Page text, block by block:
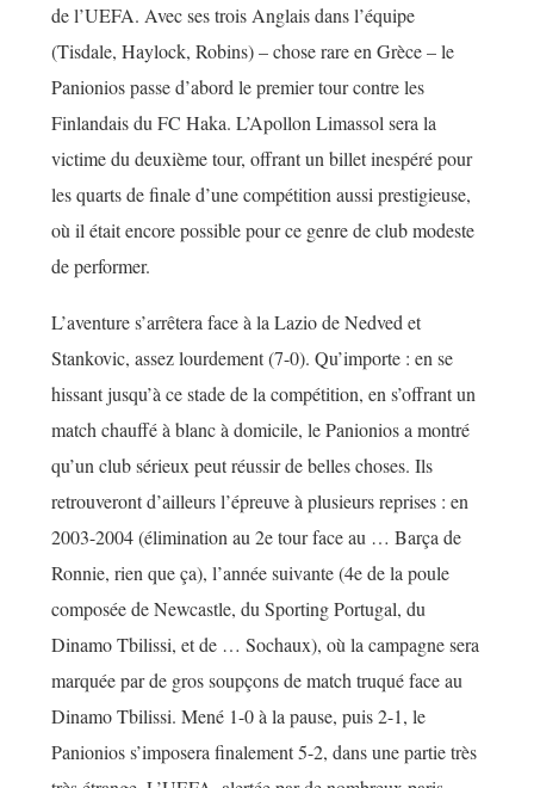
de l’UEFA. Avec ses trois Anglais dans l’équipe
(Tisdale, Haylock, Robins) – chose rare en Grèce – le
Panionios passe d’abord le premier tour contre les
Finlandais du FC Haka. L’Apollon Limassol sera la
victime du deuxième tour, offrant un billet inespéré pour
les quarts de finale d’une compétition aussi prestigieuse,
où il était encore possible pour ce genre de club modeste
de performer.
L’aventure s’arrêtera face à la Lazio de Nedved et
Stankovic, assez lourdement (7-0). Qu’importe : en se
hissant jusqu’à ce stade de la compétition, en s’offrant un
match chauffé à blanc à domicile, le Panionios a montré
qu’un club sérieux peut réussir de belles choses. Ils
retrouveront d’ailleurs l’épreuve à plusieurs reprises : en
2003-2004 (élimination au 2e tour face au … Barça de
Ronnie, rien que ça), l’année suivante (4e de la poule
composée de Newcastle, du Sporting Portugal, du
Dinamo Tbilissi, et de … Sochaux), où la campagne sera
marquée par de gros soupçons de match truqué face au
Dinamo Tbilissi. Mené 1-0 à la pause, puis 2-1, le
Panionios s’imposera finalement 5-2, dans une partie très